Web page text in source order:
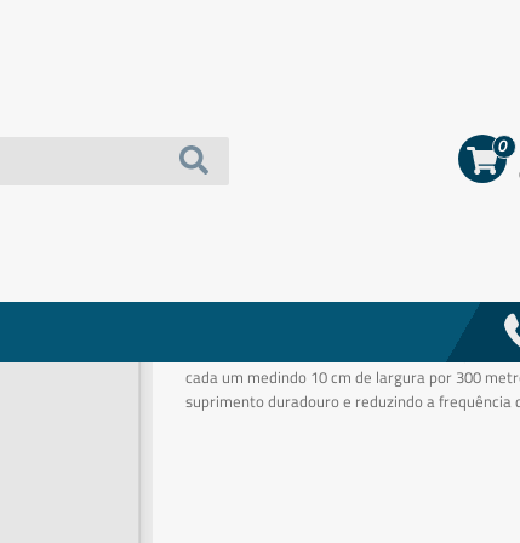
0
Papel higienico rolao c/
Descrição:
Maximize a eficiência e o conforto nos
comercial ou evento com nosso Papel
cada um medindo 10 cm de largura por 300
suprimento duradouro e reduzindo a frequência